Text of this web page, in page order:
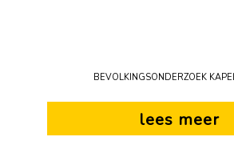
Bevolkingsonderzoek
lees meer